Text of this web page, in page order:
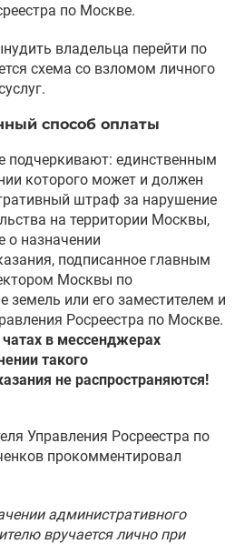
по Москве.
владельца перейти по
схема со взломом личного
способ оплаты
подчеркивают: единственным
которого может и должен
штраф за нарушение
на территории Москвы,
о назначении
подписанное главным
Москвы по
земель или его заместителем и
Росреестра по Москве.
в мессенджерах
такого
не распространяются!
Управления Росреестра по
прокомментировал
административного
вручается лично при